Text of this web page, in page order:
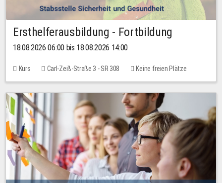
Ersthelferausbildung - Fortbildung
18.08.2026 06:00 bis 18.08.2026 14:00
Kurs Carl-Zeiß-Straße 3 - SR 308 Keine freien Plätze